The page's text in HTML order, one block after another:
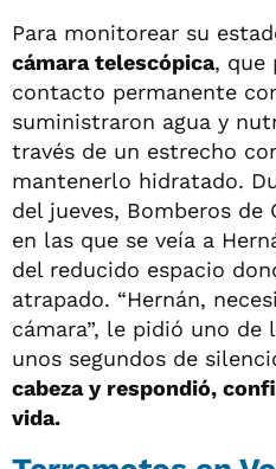
Para monitorear su
cámara telescópica, que
contacto permanente
suministraron agua y
través de un estrecho
mantenerlo hidratado.
del jueves, Bomberos
en las que se veía a
del reducido espacio
atrapado. “Hernán,
cámara”, le pidió uno de
unos segundos de
cabeza y respondió,
vida.